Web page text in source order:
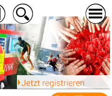
Jetzt registrieren